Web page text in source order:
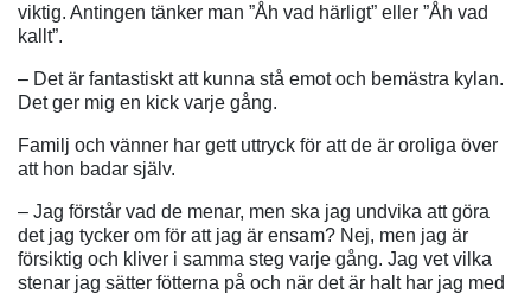
viktig. Antingen tänker man ”Åh vad härligt” eller ”Åh vad
kallt”.
– Det är fantastiskt att kunna stå emot och bemästra kylan.
Det ger mig en kick varje gång.
Familj och vänner har gett uttryck för att de är oroliga över
att hon badar själv.
– Jag förstår vad de menar, men ska jag undvika att göra
det jag tycker om för att jag är ensam? Nej, men jag är
försiktig och kliver i samma steg varje gång. Jag vet vilka
stenar jag sätter fötterna på och när det är halt har jag med